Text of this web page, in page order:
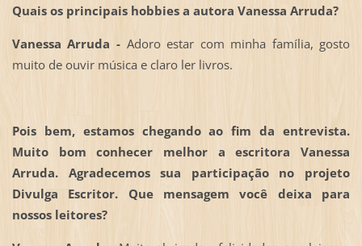
Quais os principais hobbies a autora Vanessa Arruda?
Vanessa Arruda - Adoro estar com minha família, gosto
muito de ouvir música e claro ler livros.
Pois bem, estamos chegando ao fim da entrevista.
Muito bom conhecer melhor a escritora Vanessa
Arruda. Agradecemos sua participação no projeto
Divulga Escritor. Que mensagem você deixa para
nossos leitores?